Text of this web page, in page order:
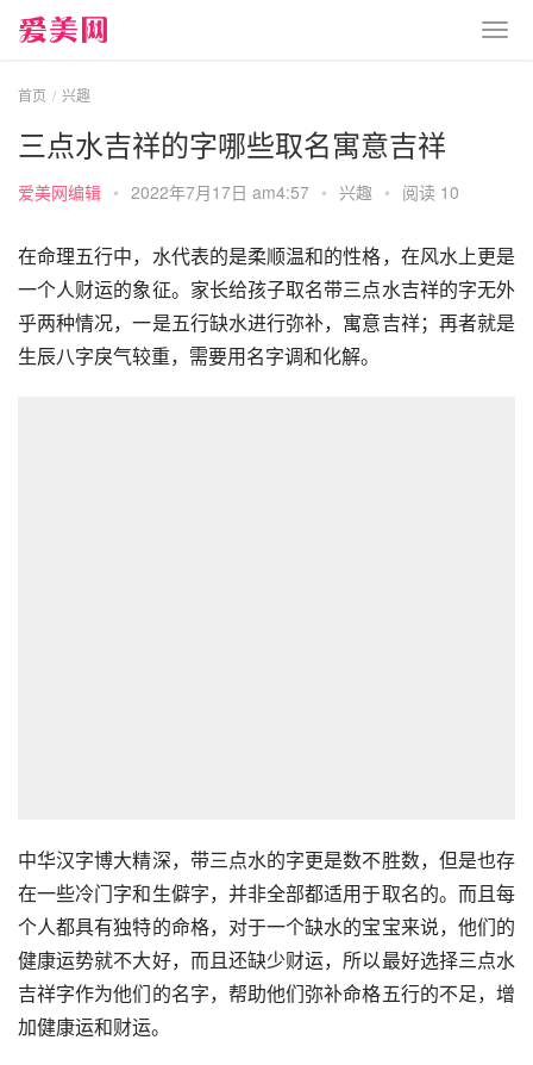
首页 兴趣
三点水吉祥的字哪些取名寓意吉祥
爱美网编辑 • 2022年7月17日 am4:57 • 兴趣 • 阅读 10
在命理五行中，水代表的是柔顺温和的性格，在风水上更是
一个人财运的象征。家长给孩子取名带三点水吉祥的字无外
乎两种情况，一是五行缺水进行弥补，寓意吉祥；再者就是
生辰八字戾气较重，需要用名字调和化解。
中华汉字博大精深，带三点水的字更是数不胜数，但是也存
在一些冷门字和生僻字，并非全部都适用于取名的。而且每
个人都具有独特的命格，对于一个缺水的宝宝来说，他们的
健康运势就不大好，而且还缺少财运，所以最好选择三点水
吉祥字作为他们的名字，帮助他们弥补命格五行的不足，增
加健康运和财运。